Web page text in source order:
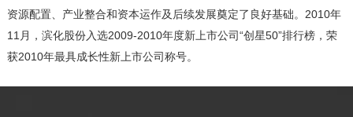
资源配置、产业整合和资本运作及后续发展奠定了良好基础。2010年
11月，滨化股份入选2009-2010年度新上市公司“创星50”排行榜，荣
获2010年最具成长性新上市公司称号。